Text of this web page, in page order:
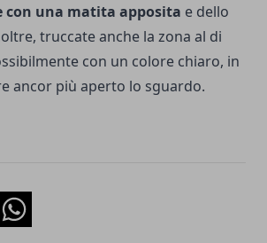
con una matita apposita e dello
truccate anche la zona al di
con un colore chiaro, in
ancor più aperto lo sguardo.
Whatsapp